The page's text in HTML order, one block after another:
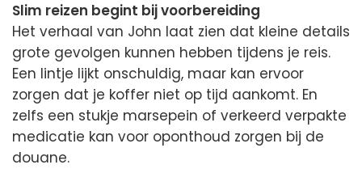
Slim reizen begint bij voorbereiding
Het verhaal van John laat zien dat kleine details
grote gevolgen kunnen hebben tijdens je reis.
Een lintje lijkt onschuldig, maar kan ervoor
zorgen dat je koffer niet op tijd aankomt. En
zelfs een stukje marsepein of verkeerd verpakte
medicatie kan voor oponthoud zorgen bij de
douane.